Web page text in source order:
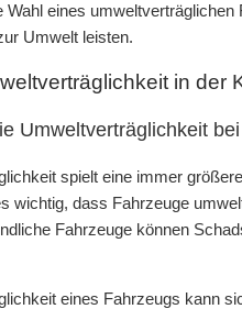
Wahl eines
Umwelt leisten.
in der
Umweltverträglichkeit
spielt eine immer
wichtig, dass Fahrzeuge
Fahrzeuge können
eines Fahrzeugs kann